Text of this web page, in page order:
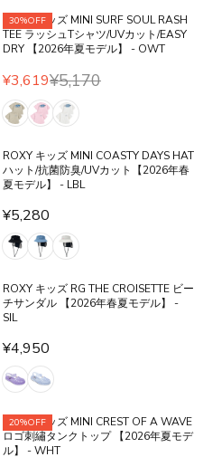
L
E
F
O
R
¥
4
6
2
E
¥
5
,
0
6
0
L
A
P
I
E
¥
5
,
1
7
0
N
O
O
N
S
E
F
30%OFF
ROXY キッズ MINI SURF SOUL RASH
TEE ラッシュTシャツ/UVカット/EASY
DRY 【2026年夏モデル】 - OWT
R
E
G
L
A
P
I
E
¥
5
,
7
0
,
N
O
¥3,619¥5,170
ROXY キッズ MINI COASTY DAYS HAT
ハット/抗菌防臭/UVカット【2026年春
夏モデル】 - LBL
R
E
G
L
A
P
I
¥
5
¥5,280
ROXY キッズ RG THE CROISETTE ビー
チサンダル 【2026年春夏モデル】 -
SIL
R
E
G
L
A
¥4,950
20%OFF
ROXY キッズ MINI CREST OF A WAVE
ロゴ刺繡タンクトップ 【2026年夏モデ
ル】 - WHT